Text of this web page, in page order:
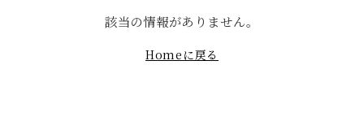
該当の情報がありません。
Homeに戻る